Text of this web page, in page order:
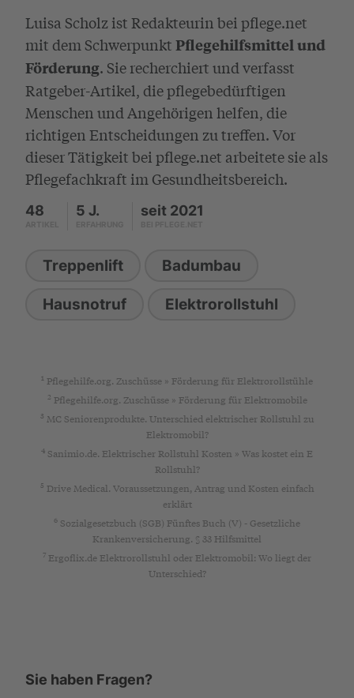
Luisa Scholz ist Redakteurin bei pflege.net
mit dem Schwerpunkt Pflegehilfsmittel und
Förderung. Sie recherchiert und verfasst
Ratgeber-Artikel, die pflegebedürftigen
Menschen und Angehörigen helfen, die
richtigen Entscheidungen zu treffen. Vor
dieser Tätigkeit bei pflege.net arbeitete sie als
Pflegefachkraft im Gesundheitsbereich.
48 5 J. seit 2021
Treppenlift Badumbau
Hausnotruf Elektrorollstuhl
1 Pflegehilfe.org. Zuschüsse » Förderung für Elektrorollstühle
2 Pflegehilfe.org. Zuschüsse » Förderung für Elektromobile
3 MC Seniorenprodukte. Unterschied elektrischer Rollstuhl zu
Elektromobil?
4 Sanimio.de. Elektrischer Rollstuhl Kosten » Was kostet ein E
Rollstuhl?
5 Drive Medical. Voraussetzungen, Antrag und Kosten einfach
erklärt
6 Sozialgesetzbuch (SGB) Fünftes Buch (V) - Gesetzliche
Krankenversicherung. § 33 Hilfsmittel
7 Ergoflix.de Elektrorollstuhl oder Elektromobil: Wo liegt der
Unterschied?
Sie haben Fragen?